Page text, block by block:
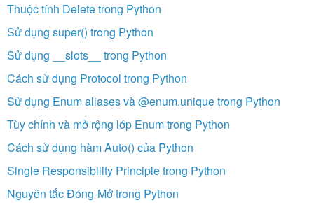
Thuộc tính Delete trong Python
Sử dụng super() trong Python
Sử dụng __slots__ trong Python
Cách sử dụng Protocol trong Python
Sử dụng Enum aliases và @enum.unique trong Python
Tùy chỉnh và mở rộng lớp Enum trong Python
Cách sử dụng hàm Auto() của Python
Single Responsibility Principle trong Python
Nguyên tắc Đóng-Mở trong Python